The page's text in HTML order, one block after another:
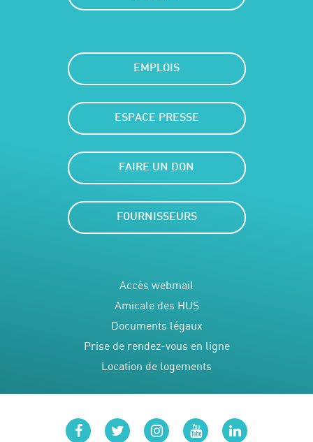
EMPLOIS
ESPACE PRESSE
FAIRE UN DON
FOURNISSEURS
Accès webmail
Amicale des HUS
Documents légaux
Prise de rendez-vous en ligne
Location de logements
facebooktwitterinstagram
youtubelinkedin